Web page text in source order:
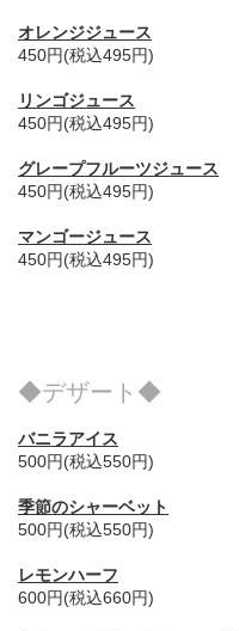
オレンジジュース
450円(税込495円)
リンゴジュース
450円(税込495円)
グレープフルーツジュース
450円(税込495円)
マンゴージュース
450円(税込495円)
◆デザート◆
バニラアイス
500円(税込550円)
季節のシャーベット
500円(税込550円)
レモンハーフ
600円(税込660円)